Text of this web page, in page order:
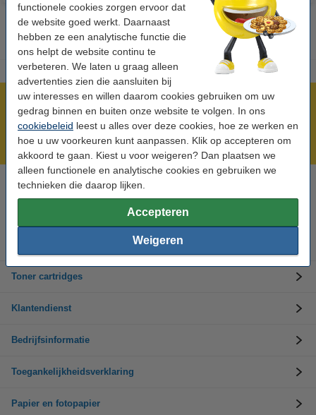
functionele cookies zorgen ervoor dat
de website goed werkt. Daarnaast
hebben ze een analytische functie die
ons helpt de website continu te
verbeteren. We laten u graag alleen
advertenties zien die aansluiten bij
uw interesses en willen daarom cookies gebruiken om uw
gedrag binnen en buiten onze website te volgen. In ons
cookiebeleid leest u alles over deze cookies, hoe ze werken en
hoe u uw voorkeuren kunt aanpassen. Klik op accepteren om
akkoord te gaan. Kiest u voor weigeren? Dan plaatsen we
alleen functionele en analytische cookies en gebruiken we
technieken die daarop lijken.
Accepteren
Weigeren
Voor 22.00 uur besteld, morgen in huis!
Laagsteprijsgarantie!
Hulp nodig? Bel ons op +32 (0)9 39 64 123
Op werkdagen van 8.30 tot 17 uur
Toner cartridges
Klantendienst
Bedrijfsinformatie
Toegankelijkheidsverklaring
Papier en fotopapier